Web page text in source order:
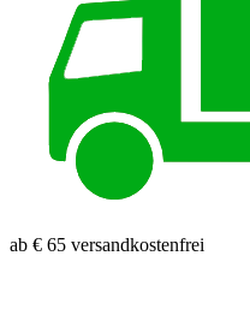
ab € 65 versandkostenfrei